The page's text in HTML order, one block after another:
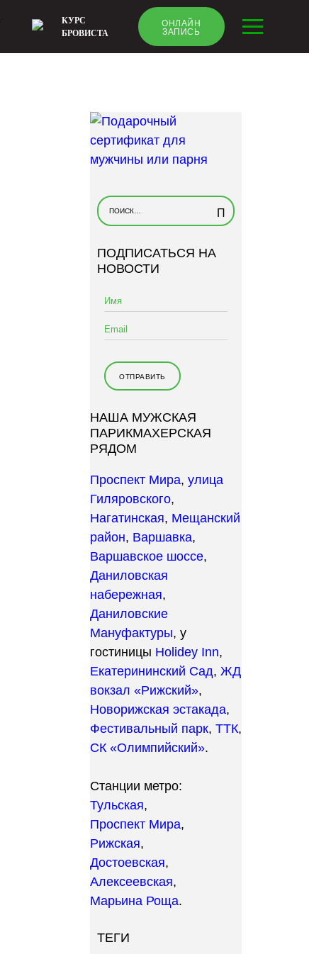
КУРС
БРОВИСТА
ОНЛАЙН
ЗАПИСЬ
Н
а
т
ПОДПИСАТЬСЯ НА
НОВОСТИ
НАША МУЖСКАЯ
ПАРИКМАХЕРСКАЯ
РЯДОМ
Проспект Мира, улица
Гиляровского,
Нагатинская, Мещанский
район, Варшавка,
Варшавское шоссе,
Даниловская
набережная,
Даниловские
Мануфактуры, у
гостиницы Holidey Inn,
Екатерининский Сад, ЖД
вокзал «Рижский»,
Новорижская эстакада,
Фестивальный парк, ТТК,
СК «Олимпийский».
Станции метро:
Тульская,
Проспект Мира,
Рижская,
Достоевская,
Алексеевская,
Марьина Роща.
ТЕГИ